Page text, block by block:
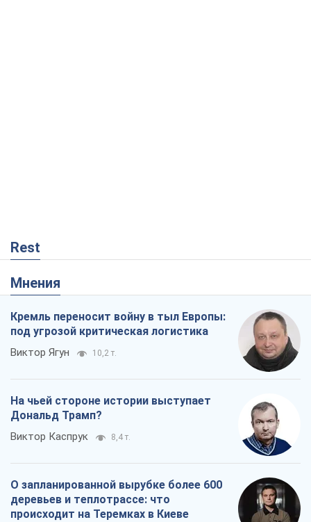
Rest
Мнения
Кремль переносит войну в тыл Европы:
под угрозой критическая логистика
Виктор Ягун 10,2 т.
На чьей стороне истории выступает
Дональд Трамп?
Виктор Каспрук 8,4 т.
О запланированной вырубке более 600
деревьев и теплотрассе: что
происходит на Теремках в Киеве